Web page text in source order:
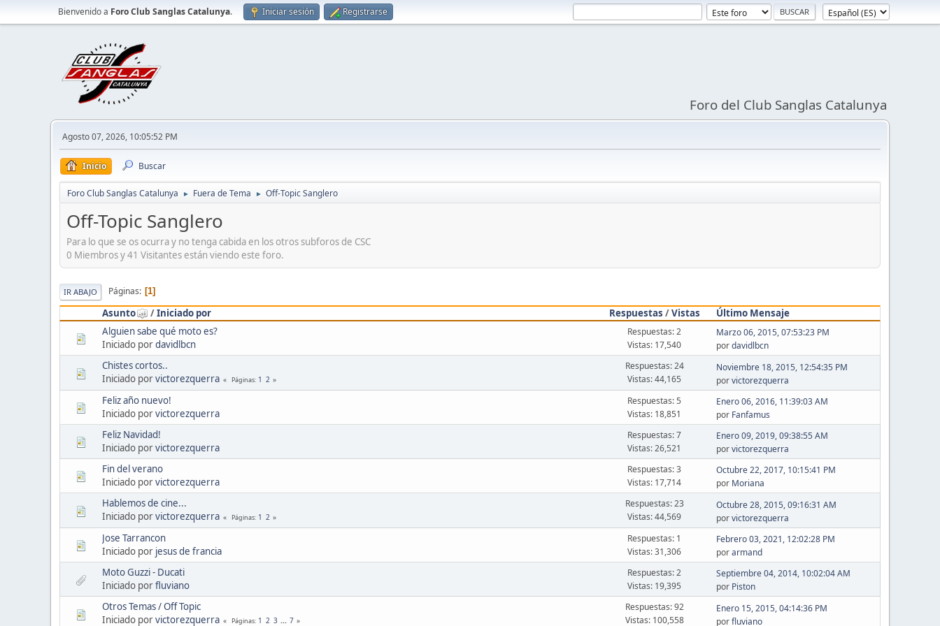
Bienvenido a Foro Club Sanglas Catalunya. Iniciar sesión Registrarse
Foro del Club Sanglas Catalunya
Agosto 07, 2026, 10:05:52 PM
Inicio Buscar
Foro Club Sanglas Catalunya ► Fuera de Tema ► Off-Topic Sanglero
Off-Topic Sanglero
Para lo que se os ocurra y no tenga cabida en los otros subforos de CSC
0 Miembros y 41 Visitantes están viendo este foro.
IR ABAJO Páginas 1
Asunto /Iniciado por Respuestas /Vistas
Último Mensaje
Alguien sabe qué moto es?
Iniciado pordavidlbcn
Respuestas: 2
Vistas: 17,540
Marzo 06, 2015, 07:53:23 PM
pordavidlbcn
Chistes cortos..
Iniciado porvictorezquerra Páginas 1 2
Respuestas: 24
Vistas: 44,165
Noviembre 18, 2015, 12:54:35 PM
porvictorezquerra
Feliz año nuevo!
Iniciado porvictorezquerra
Respuestas: 5
Vistas: 18,851
Enero 06, 2016, 11:39:03 AM
por Fanfamus
Feliz Navidad!
Iniciado porvictorezquerra
Respuestas: 7
Vistas: 26,521
Enero 09, 2019, 09:38:55 AM
porvictorezquerra
Fin del verano
Iniciado porvictorezquerra
Respuestas: 3
Vistas: 17,714
Octubre 22, 2017, 10:15:41 PM
por Moriana
Hablemos de cine...
Iniciado porvictorezquerra Páginas 1 2
Respuestas: 23
Vistas: 44,569
Octubre 28, 2015, 09:16:31 AM
porvictorezquerra
Jose Tarrancon
Iniciado por jesus de francia
Respuestas: 1
Vistas: 31,306
Febrero 03, 2021, 12:02:28 PM
porarmand
Moto Guzzi - Ducati
Iniciado porfluviano
Respuestas: 2
Vistas: 19,395
Septiembre 04, 2014, 10:02:04 AM
por Piston
Otros Temas / Off Topic
Iniciado porvictorezquerra Páginas 1 2 3 ... 7
Respuestas: 92
Vistas: 100,558
Enero 15, 2015, 04:14:36 PM
porfluviano